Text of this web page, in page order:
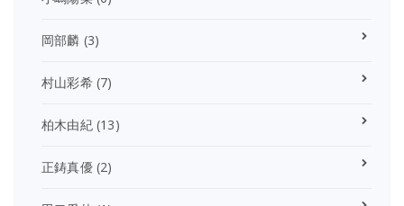
岡部麟 (3)
村山彩希(7)
柏木由紀(13)
正鋳真優(2)